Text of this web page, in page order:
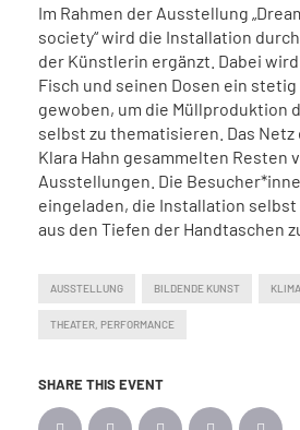
Im Rahmen der Ausstellung
society“ wird die Installation
der Künstlerin ergänzt. Dabei
Fisch und seinen Dosen ein
gewoben, um die Müllproduktion
selbst zu thematisieren. Das
Klara Hahn gesammelten Resten
Ausstellungen. Die
eingeladen, die Installation
aus den Tiefen der Handtaschen
AUSSTELLUNG BILDENDE KUNST KLIMA
THEATER, PERFORMANCE
SHARE THIS EVENT